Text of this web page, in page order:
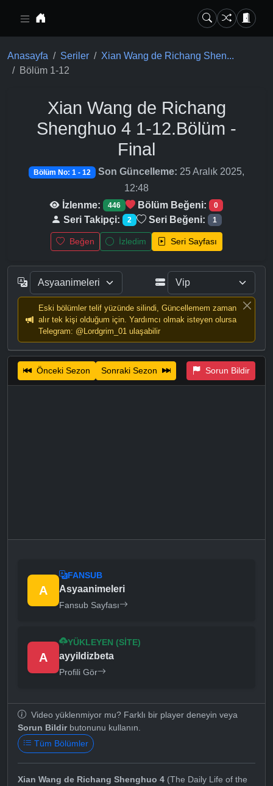
Anasayfa Seriler
Xian Wang de Richang Shen...
Bölüm 1-12
Xian Wang de Richang
Shenghuo 4 1-12.Bölüm -
Final
Bölüm No: 1 - 12 Son Güncelleme: 25 Aralık 2025,
12:48
İzlenme:
446 Bölüm Beğeni: 0
Seri Takipçi: 2 Seri Beğeni: 1
Beğen İzledim Seri Sayfası
Eski bölümler telif yüzünde silindi, Güncellemem zaman
alır tek kişi olduğum için. Yardımcı olmak isteyen olursa
Telegram: @Lordgrim_01 ulaşabilir
Önceki Sezon Sonraki Sezon Sorun Bildir
A
FANSUB
Asyaanimeleri
Fansub Sayfası
A
YÜKLEYEN (SITE)
ayyildizbeta
Profili Gör
Video yüklenmiyor mu? Farklı bir player deneyin veya
Sorun Bildirbutonunu kullanın.
Tüm Bölümler
Xian Wang de Richang Shenghuo 4 (The Daily Life of the